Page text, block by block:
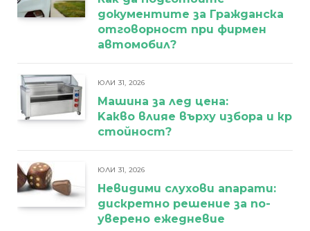
документите за Гражданска
отговорност при фирмен
автомобил?
ЮЛИ 31, 2026
Машина за лед цена:
Kакво влияе върху избора и
стойност?
ЮЛИ 31, 2026
Невидими слухови апарати:
дискретно решение за по-
уверено ежедневие